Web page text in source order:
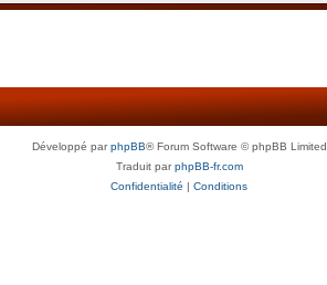
Développé parphpBB® Forum Software © phpBB Limited
Traduit parphpBB-fr.com
Confidentialité | Conditions